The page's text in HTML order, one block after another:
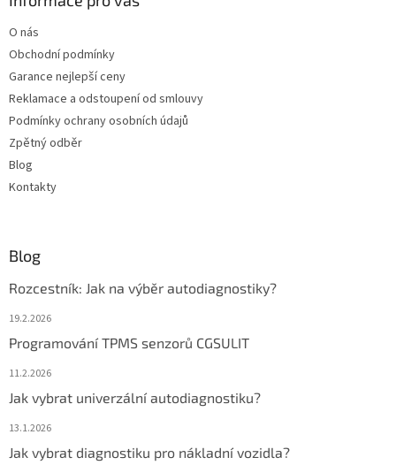
O nás
Obchodní podmínky
Garance nejlepší ceny
Reklamace a odstoupení od smlouvy
Podmínky ochrany osobních údajů
Zpětný odběr
Blog
Kontakty
Blog
Rozcestník: Jak na výběr autodiagnostiky?
19.2.2026
Programování TPMS senzorů CGSULIT
11.2.2026
Jak vybrat univerzální autodiagnostiku?
13.1.2026
Jak vybrat diagnostiku pro nákladní vozidla?